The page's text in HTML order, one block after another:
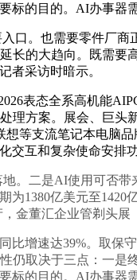
标的目的。AI办事器
。也需要零件厂商
长的大趋向。既需要
者采访时暗示。
表态全系高机能
理方案。展会、巨
想等支流笔记本电脑
交互和复杂使命安排
二是AI使用可否带
为1380亿美元至
金董汇企业管剃头展
增速达39%。取保守
仍取决于三点：一
标的目的。AI办事器